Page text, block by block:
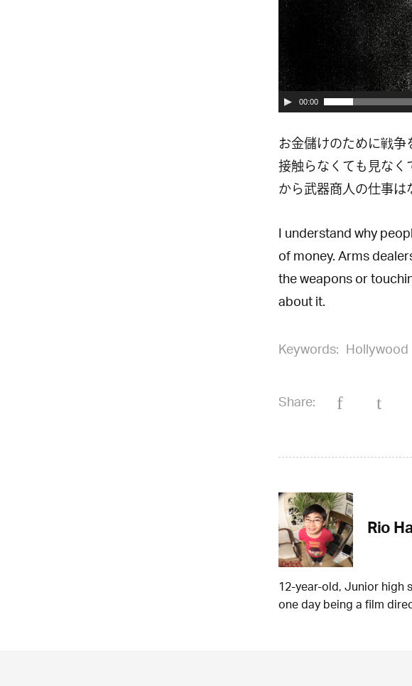
00:00
お金儲けのために戦
接触らなくても見な
から武器商人の仕事は
I understand why
of money. Arms
the weapons or
about it.
Keywords: Hollywood
Share:
Rio
12-year-old, Junior high
one day being a film